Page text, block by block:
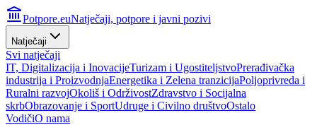
Potpore.euNatječaji, potpore i javni pozivi
Natječaji
Svi natječaji
IT, Digitalizacija i InovacijeTurizam i UgostiteljstvoPrerađivačka
industrija i ProizvodnjaEnergetika i Zelena tranzicijaPoljoprivreda i
Ruralni razvojOkoliš i OdrživostZdravstvo i Socijalna
skrbObrazovanje i SportUdruge i Civilno društvoOstalo
VodičiO nama